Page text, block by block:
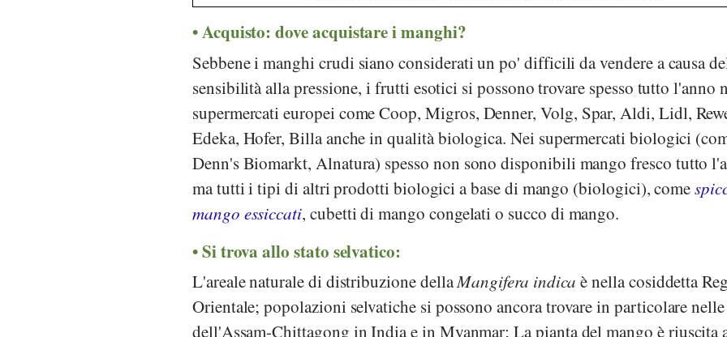
Acquisto: dove acquistare i manghi?
Sebbene i manghi crudi siano considerati un po' difficili da vendere a causa
sensibilità alla pressione, i frutti esotici si possono trovare spesso tutto l'anno
supermercati europei comeCoop, Migros, Denner, Volg, Spar, Aldi, Lidl,
Edeka, Hofer,Billaanche in qualità biologica. Nei supermercati biologici
Denn's Biomarkt, Alnatura) spesso non sono disponibili mango fresco tutto
ma tutti i tipi di altri prodotti biologici a base di mango (biologici), come
mango essiccati, cubetti di mango congelati o succo di mango.
Si trova allo stato selvatico:
L'areale naturale di distribuzione dellaMangifera indica è nella cosiddetta
Orientale; popolazioni selvatiche si possono ancora trovare in particolare
dell'Assam-Chittagong in India e in Myanmar; La pianta del mango è riuscita